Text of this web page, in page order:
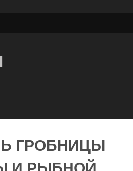
ГРОБНИЦЫ